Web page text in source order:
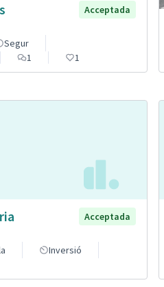
Acceptada
Segur
1 1
Acceptada
Inversió